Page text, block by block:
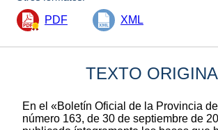
PDF XML
TEXTO
En el «Boletín Oficial de la Provincia
número 163, de 30 de septiembre de